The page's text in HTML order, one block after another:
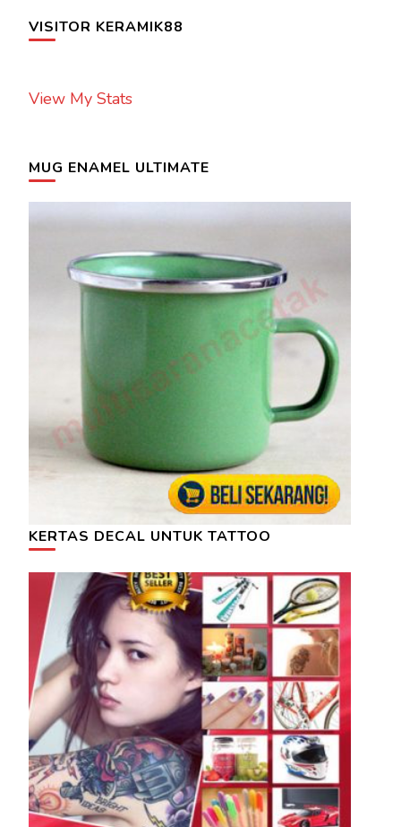
VISITOR KERAMIK88
View My Stats
MUG ENAMEL ULTIMATE
KERTAS DECAL UNTUK TATTOO